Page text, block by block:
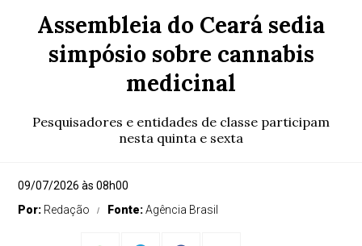
Assembleia do Ceará sedia
simpósio sobre cannabis
medicinal
Pesquisadores e entidades de classe participam
nesta quinta e sexta
09/07/2026 às 08h00
Por: Redação Fonte:Agência Brasil